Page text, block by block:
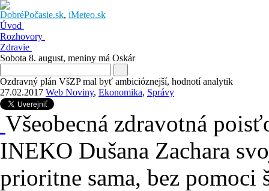
DobréPočasie.sk, iMeteo.sk
Úvod
Rozhovory
Zdravie
Sobota 8. august, meniny má Oskár
Ozdravný plán VšZP mal byť ambicióznejší, hodnotí analytik
27.02.2017 Web Noviny, Ekonomika, Správy
Všeobecná zdravotná
INEKO Dušana Zachara
prioritne sama, bez